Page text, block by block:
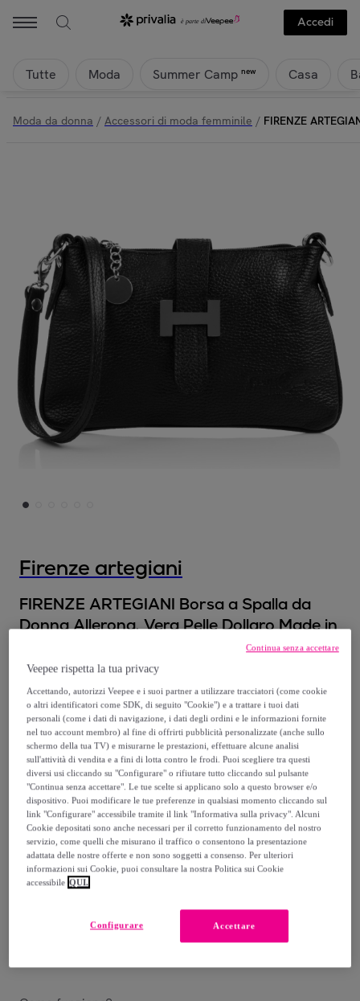
Accedi
Tutte Moda Summer Camp new Casa
Moda da donna / Accessori di moda femminile / FIRENZE
Firenze artegiani
FIRENZE ARTEGIANI Borsa a Spalla da
Donna Allerona. Vera Pelle Dollaro Made in
Modello: UNICA
26,99 €
69,00 €
-60%
Venduto daEMPRENDIMIENTOS URBANOS
Consegna
Veepee rispetta la tua privacy
Accettando, autorizzi Veepee e i suoi partner a utilizzare tracciatori (come cookie
o altri identificatori come SDK, di seguito "Cookie") e a trattare i tuoi dati
personali (come i dati di navigazione, i dati degli ordini e le informazioni fornite
nel tuo account membro) al fine di offrirti pubblicità personalizzate (anche sullo
schermo della tua TV) e misurarne le prestazioni, effettuare alcune analisi
sull'attività di vendita e a fini di lotta contro le frodi. Puoi scegliere tra questi
diversi usi cliccando su "Configurare" o rifiutare tutto cliccando sul pulsante
"Continua senza accettare". Le tue scelte si applicano solo a questo browser e/o
dispositivo. Puoi modificare le tue preferenze in qualsiasi momento cliccando sul
link "Configurare" accessibile tramite il link "Informativa sulla privacy". Alcuni
Cookie depositati sono anche necessari per il corretto funzionamento del nostro
servizio, come quelli che misurano il traffico o consentono la presentazione
adattata delle nostre offerte e non sono soggetti a consenso. Per ulteriori
informazioni sui Cookie, puoi consultare la nostra Politica sui Cookie
accessibile QUI.
Accettare
Configurare
Continua senza accettare